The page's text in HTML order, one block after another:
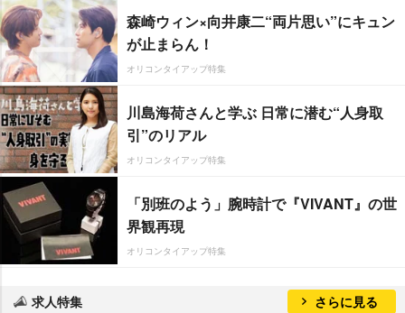
森崎ウィン×向井康二“両片思い”にキュン
が止まらん！
オリコンタイアップ特集
川島海荷さんと学ぶ 日常に潜む“人身取
引”のリアル
オリコンタイアップ特集
「別班のよう」腕時計で『VIVANT』の世
界観再現
オリコンタイアップ特集
求人特集 さらに見る